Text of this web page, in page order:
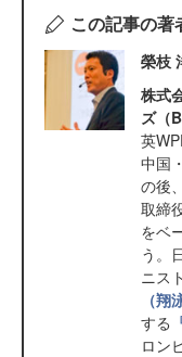
この記事の著
榮枝
株式
ズ（
英
中国
の後
取締
をベ
う。
ニス
（翔
する
ロン